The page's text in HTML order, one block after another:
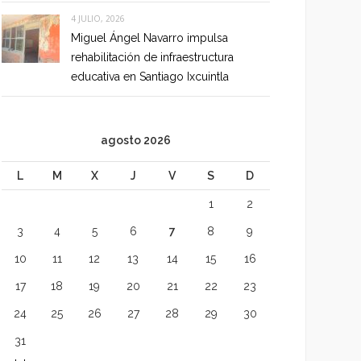
4 JULIO, 2026
Miguel Ángel Navarro impulsa
rehabilitación de infraestructura
educativa en Santiago Ixcuintla
agosto 2026
L M X J V S D
1 2
3 4 5 6 7 8 9
10 11 12 13 14 15 16
17 18 19 20 21 22 23
24 25 26 27 28 29 30
31